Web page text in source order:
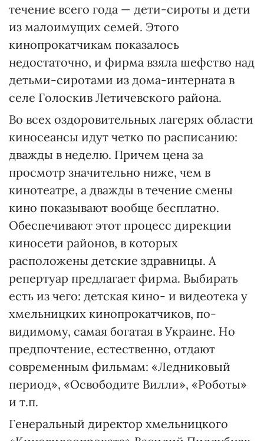
течение всего года — дети-сироты и дети
из малоимущих семей. Этого
кинопрокатчикам показалось
недостаточно, и фирма взяла шефство над
детьми-сиротами из дома-интерната в
селе Голоскив Летичевского района.
Во всех оздоровительных лагерях области
киносеансы идут четко по расписанию:
дважды в неделю. Причем цена за
просмотр значительно ниже, чем в
кинотеатре, а дважды в течение смены
кино показывают вообще бесплатно.
Обеспечивают этот процесс дирекции
киносети районов, в которых
расположены детские здравницы. А
репертуар предлагает фирма. Выбирать
есть из чего: дет­ская кино- и видеотека у
хмельницких кинопрокатчиков, по-
видимому, самая богатая в Украине. Но
предпочтение, естественно, отдают
современным фильмам: «Ледниковый
период», «Освободите Вилли», «Роботы»
и т.п.
Генеральный директор хмельницкого